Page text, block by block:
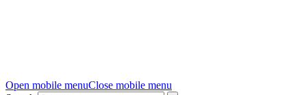
Open mobile menuClose mobile menu